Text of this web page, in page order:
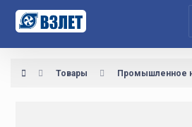
Товары Промышленное